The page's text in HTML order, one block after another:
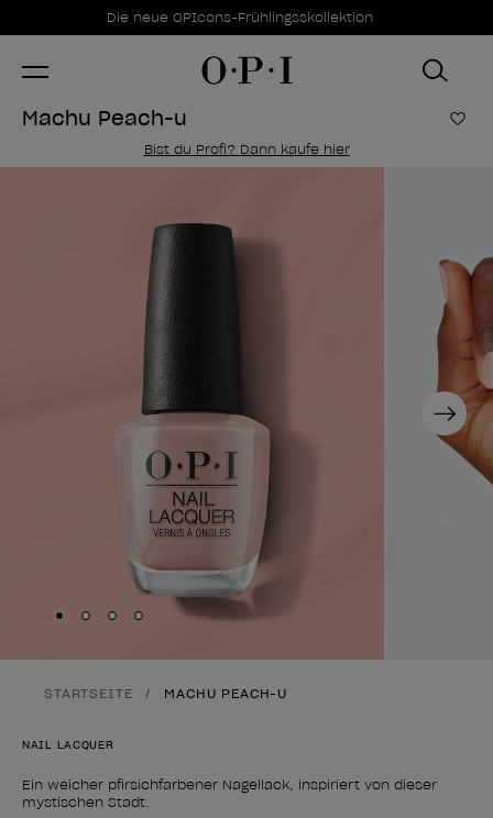
Sonderangebote
Die neue OPIcons-Frühlingsskollektion
Item 1 of 1
Machu Peach-u Zur
Bist du Profi? Dann kaufe hier
Next
Skip to slide
Skip to slide2
Skip to slide3
Skip to slide4
STARTSEITE MACHU PEACH-U
NAIL LACQUER
Ein weicher pfirsichfarbener Nagellack, inspiriert von dieser
mystischen Stadt.